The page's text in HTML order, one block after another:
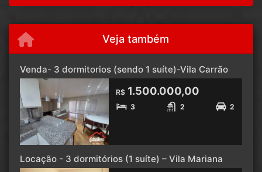
Veja também
Venda- 3 dormitorios (sendo 1 suíte)-Vila Carrão
R$ 1.500.000,00
3 2 2
Locação - 3 dormitórios (1 suíte) – Vila Mariana